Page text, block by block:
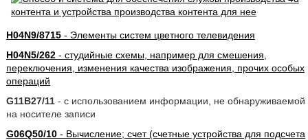
H04N9/8715- Элементы систем цветного телевидения
H04N5/262- студийные схемы, например для смешения,
переключения, изменения качества изображения, прочих особых
операций
G11B27/11- с использованием информации, не обнаруживаемой
на носителе записи
G06Q50/10- Вычисление; счет (счетные устройства для подсчета